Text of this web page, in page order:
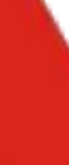
720/723/850/